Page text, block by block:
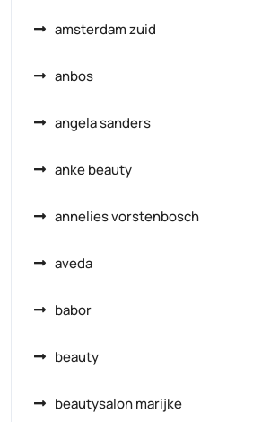
amsterdam zuid
anbos
angela sanders
anke beauty
annelies vorstenbosch
aveda
babor
beauty
beautysalon marijke